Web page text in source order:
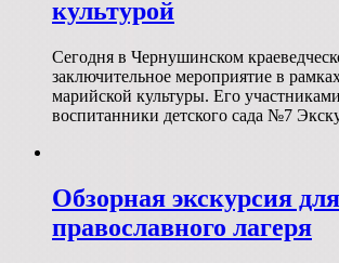
культурой
Сегодня в Чернушинском
заключительное мероприятие в
марийской культуры. Его
воспитанники детского сада №7
Обзорная экскурсия
православного лагеря